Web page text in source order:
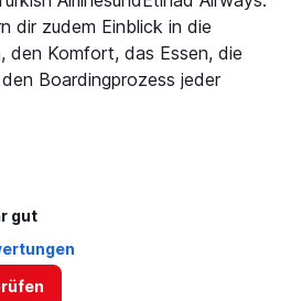
dir zudem Einblick in die
den Komfort, das Essen, die
Boardingprozess jeder
gut